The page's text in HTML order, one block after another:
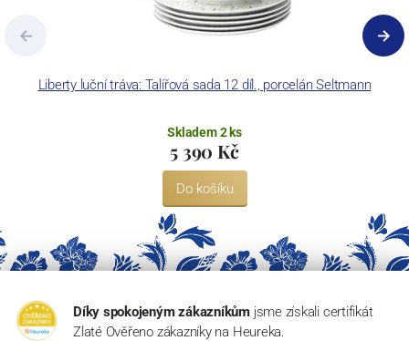
Liberty luční tráva: Talířová sada 12 díl., porcelán Seltmann
Skladem 2 ks
5 390 Kč
Do košíku
Díky spokojeným zákazníkům jsme získali certifikát
Zlaté Ověřeno zákazníky na Heureka.